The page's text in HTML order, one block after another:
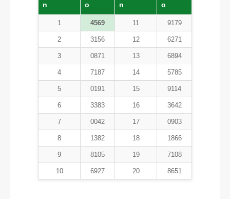
n
o
n
o
1 4569 11 9179
2 3156 12 6271
3 0871 13 6894
4 7187 14 5785
5 0191 15 9114
6 3383 16 3642
7 0042 17 0903
8 1382 18 1866
9 8105 19 7108
10 6927 20 8651